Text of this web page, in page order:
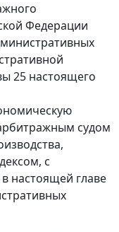
Федерации
25 настоящего
судом
, с
настоящей главе